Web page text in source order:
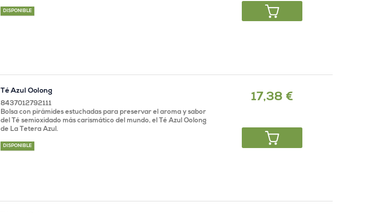
DISPONIBLE
Té Azul Oolong
8437012792111
Bolsa con pirámides estuchadas para preservar el aroma y sabor
del Té semioxidado más carismático del mundo, el Té Azul Oolong
de La Tetera Azul.
DISPONIBLE
17,38 €